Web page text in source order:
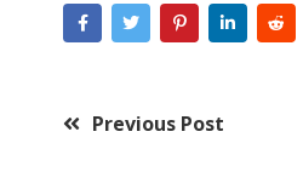
Previous Post